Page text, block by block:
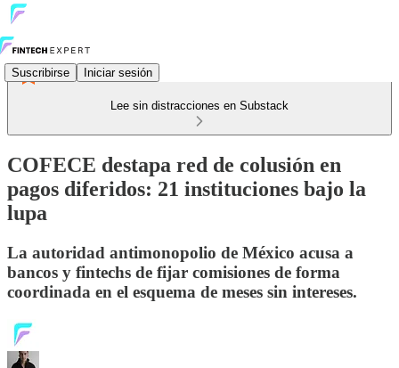
Suscribirse Iniciar sesión
Lee sin distracciones en Substack
COFECE destapa red de colusión en
pagos diferidos: 21 instituciones bajo la
lupa
La autoridad antimonopolio de México acusa a
bancos y fintechs de fijar comisiones de forma
coordinada en el esquema de meses sin intereses.